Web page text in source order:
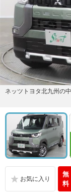
ネッツトヨタ北九州の
無
料